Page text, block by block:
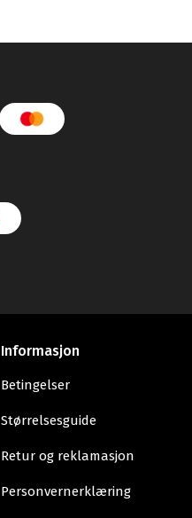
Informasjon
Betingelser
Størrelsesguide
Retur og reklamasjon
Personvernerklæring